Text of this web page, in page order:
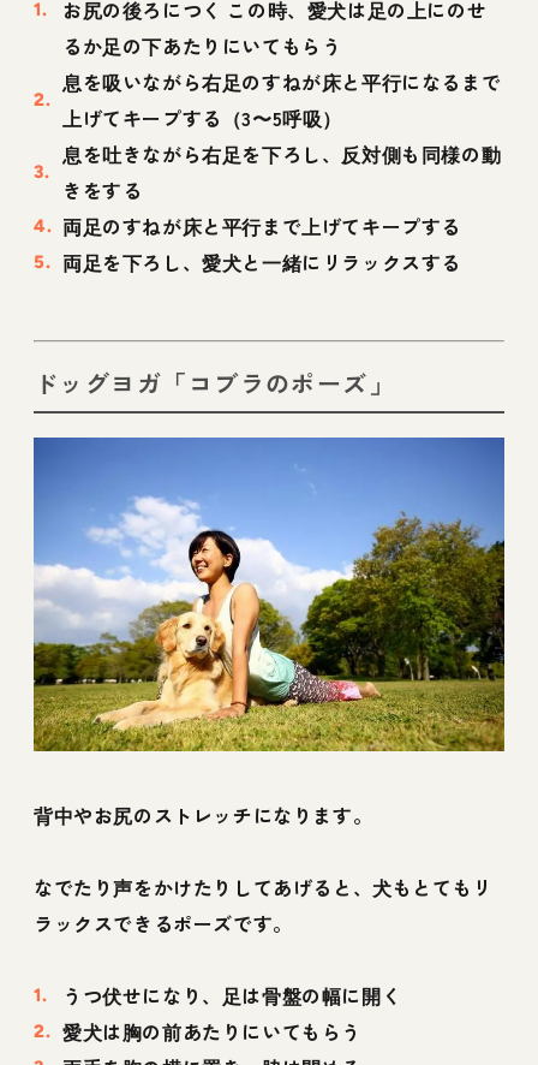
お尻の後ろにつく この時、愛犬は足の上にのせ
るか足の下あたりにいてもらう
息を吸いながら右足のすねが床と平行になるまで
上げてキープする（3〜5呼吸）
息を吐きながら右足を下ろし、反対側も同様の動
きをする
両足のすねが床と平行まで上げてキープする
両足を下ろし、愛犬と一緒にリラックスする
ドッグヨガ「コブラのポーズ」
背中やお尻のストレッチになります。
なでたり声をかけたりしてあげると、犬もとてもリ
ラックスできるポーズです。
うつ伏せになり、足は骨盤の幅に開く
愛犬は胸の前あたりにいてもらう